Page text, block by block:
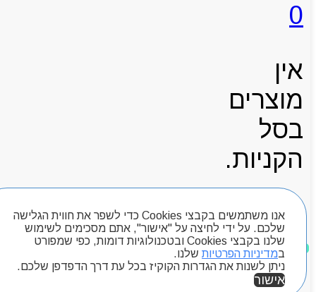
אנו משתמשים בקבצי Cookies כדי לשפר את חווית הגלישה
שלכם. על ידי לחיצה על "אישור", אתם מסכימים לשימוש
שלנו בקבצי Cookies ובטכנולוגיות דומות, כפי שמפורט
במדיניות הפרטיות שלנו.
ניתן לשנות את הגדרות הקוקיז בכל עת דרך הדפדפן שלכם.
אישור
0
אין
מוצרים
בסל
הקניות.
עגלת קניות
חיפוש מוצרים